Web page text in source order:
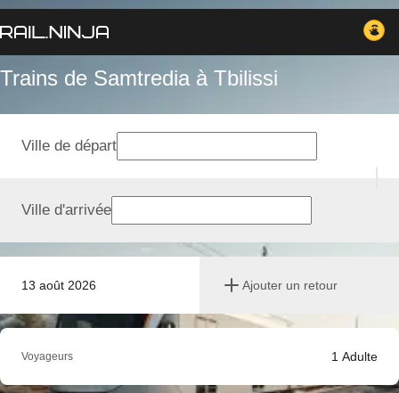
Trains de Samtredia à Tbilissi
13 août 2026 Ajouter un retour
Ville de départ
Ville d'arrivée
Voyageurs 1 Adulte